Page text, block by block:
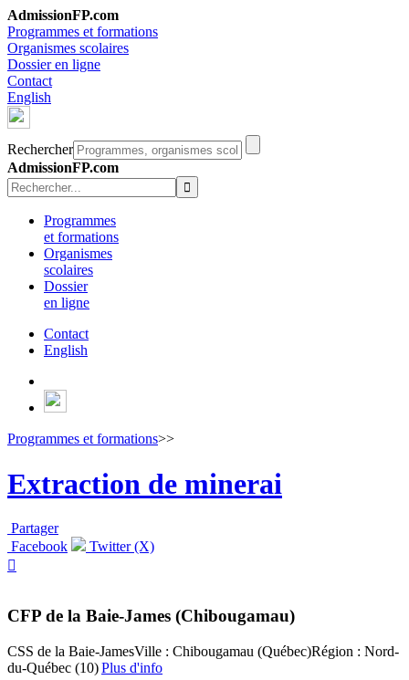
AdmissionFP.com
Programmes et formations
Organismes scolaires
Dossier en ligne
Contact
English
Rechercher
AdmissionFP.com
Programmes
et formations
Organismes
scolaires
Dossier
en ligne
Contact
English
Programmes et formations>>
Extraction de minerai
Partager
Facebook
Twitter (X)

CFP de la Baie-James (Chibougamau)
CSS de la Baie-JamesVille : Chibougamau (Québec)Région : Nord-
du-Québec (10)Plus d'info